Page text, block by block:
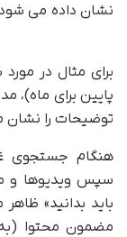
نشان داده می
برای مثال در
پایین برای
توضیحات را
هنگام جستجوی
سپس ویدیوها و
باید بدانید»
مضمون محتوا (به